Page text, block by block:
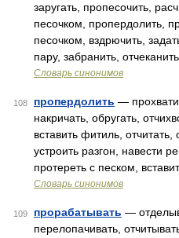
заругать, пропесочить,
песочком, пропердолить,
песочком, вздрючить,
пару, забранить,
Словарь синонимов
108 пропердолить —
накричать, обругать,
вставить фитиль, отчитать,
устроить разгон, навести
протереть с песком,
Словарь синонимов
109 прорабатывать —
перелопачивать,